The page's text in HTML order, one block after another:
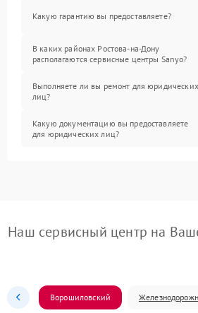
Какую гарантию вы предоставляете?
В каких районах Ростова-на-Дону
располагаются сервисные центры Sanyo?
Выполняете ли вы ремонт для юридических
лиц?
Какую документацию вы предоставляете
для юридических лиц?
Наш сервисный центр на
Ворошиловский